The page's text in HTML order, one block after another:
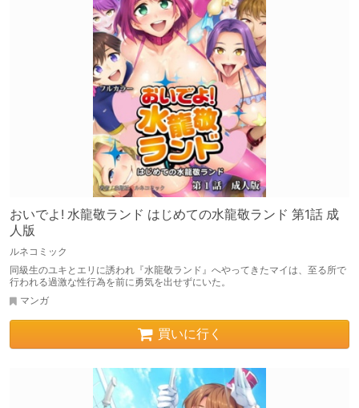
おいでよ! 水龍敬ランド はじめての水龍敬ランド 第1話 成
人版
ルネコミック
同級生のユキとエリに誘われ『水龍敬ランド』へやってきたマイは、至る所で
行われる過激な性行為を前に勇気を出せずにいた。
マンガ
買いに行く